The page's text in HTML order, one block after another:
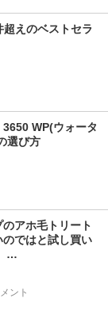
えのベストセラ
WP(ウォータ
選び方
アホ毛トリート
のではと試し買い
…
ント